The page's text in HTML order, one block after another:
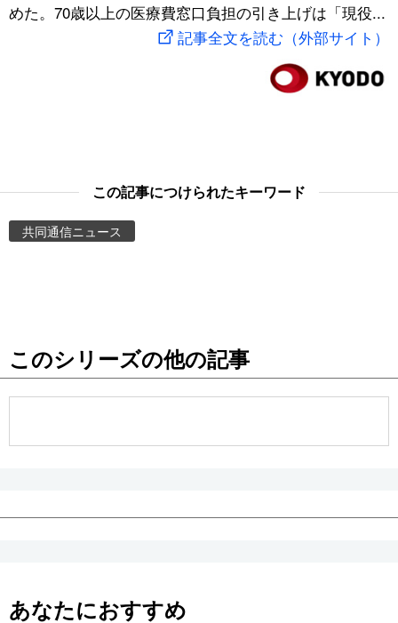
スポーツ・東京2020
Images
めた。70歳以上の医療費窓口負担の引き上げは「現役...
記事全文を読む（外部サイト）
この記事につけられたキーワード
共同通信ニュース
このシリーズの他の記事
あなたにおすすめ